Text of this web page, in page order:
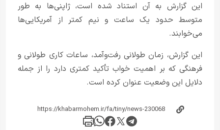
این گزارش به آن استناد شده است، ژاپنی‌ها به طور
متوسط حدود یک ساعت و نیم کمتر از آمریکایی‌ها
می‌خوابند.
این گزارش، زمان طولانی رفت‌وآمد، ساعات کاری طولانی و
فرهنگی که بر اهمیت خواب تأکید کمتری دارد را از جمله
دلایل این وضعیت عنوان کرده است.